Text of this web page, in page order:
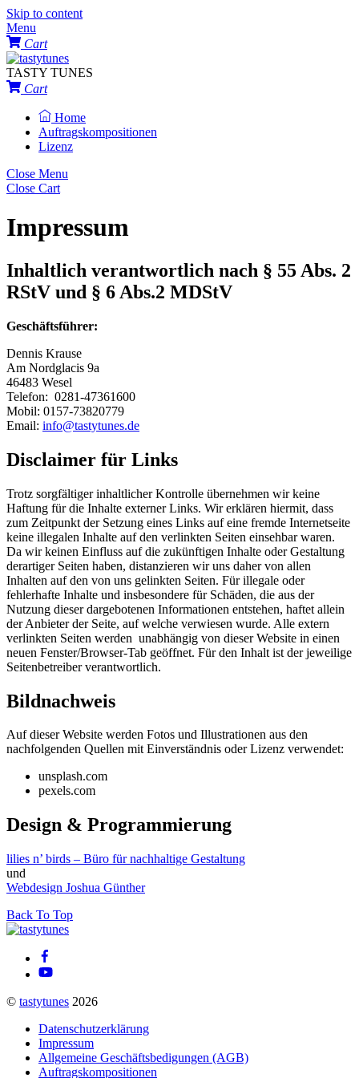
Skip to content
Menu
Cart
TASTY TUNES
Cart
Home
Auftragskompositionen
Lizenz
Close Menu
Close Cart
Impressum
Inhaltlich verantwortlich nach § 55 Abs. 2
RStV und § 6 Abs.2 MDStV
Geschäftsführer:
Dennis Krause
Am Nordglacis 9a
46483 Wesel
Telefon: 0281-47361600
Mobil: 0157-73820779
Email: info@tastytunes.de
Disclaimer für Links
Trotz sorgfältiger inhaltlicher Kontrolle übernehmen wir keine
Haftung für die Inhalte externer Links. Wir erklären hiermit, dass
zum Zeitpunkt der Setzung eines Links auf eine fremde Internetseite
keine illegalen Inhalte auf den verlinkten Seiten einsehbar waren.
Da wir keinen Einfluss auf die zukünftigen Inhalte oder Gestaltung
derartiger Seiten haben, distanzieren wir uns daher von allen
Inhalten auf den von uns gelinkten Seiten. Für illegale oder
fehlerhafte Inhalte und insbesondere für Schäden, die aus der
Nutzung dieser dargebotenen Informationen entstehen, haftet allein
der Anbieter der Seite, auf welche verwiesen wurde. Alle extern
verlinkten Seiten werden unabhängig von dieser Website in einen
neuen Fenster/Browser-Tab geöffnet. Für den Inhalt ist der jeweilige
Seitenbetreiber verantwortlich.
Bildnachweis
Auf dieser Website werden Fotos und Illustrationen aus den
nachfolgenden Quellen mit Einverständnis oder Lizenz verwendet:
unsplash.com
pexels.com
Design & Programmierung
lilies n’ birds – Büro für nachhaltige Gestaltung
und
Webdesign Joshua Günther
Back To Top
© tastytunes 2026
Datenschutzerklärung
Impressum
Allgemeine Geschäftsbedigungen (AGB)
Auftragskompositionen